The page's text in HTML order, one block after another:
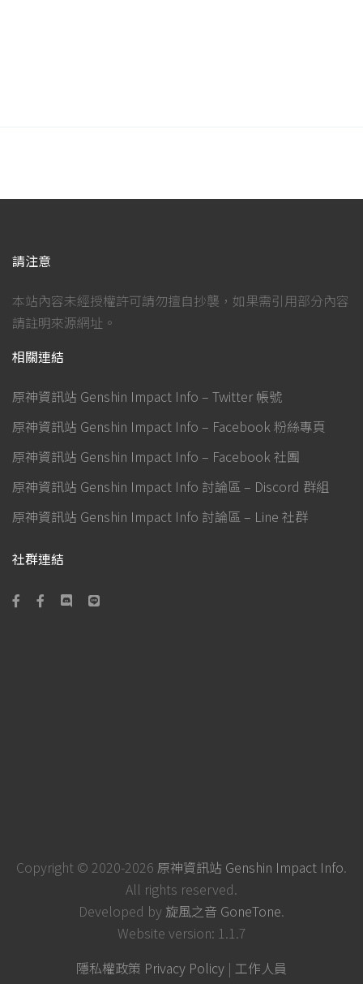
請注意
本站內容未經授權許可請勿擅自抄襲，如果需引用部分內容
請註明來源網址。
相關連結
原神資訊站 Genshin Impact Info – Twitter 帳號
原神資訊站 Genshin Impact Info – Facebook 粉絲專頁
原神資訊站 Genshin Impact Info – Facebook 社團
原神資訊站 Genshin Impact Info 討論區 – Discord 群組
原神資訊站 Genshin Impact Info 討論區 – Line 社群
社群連結
Copyright © 2020-2026 原神資訊站 Genshin Impact Info.
All rights reserved.
Developed by 旋風之音 GoneTone.
Website version: 1.1.7
隱私權政策 Privacy Policy | 工作人員